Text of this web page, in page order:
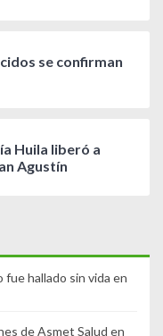
se confirman
Huila liberó a
Agustín
fue hallado sin vida en
de Asmet Salud en